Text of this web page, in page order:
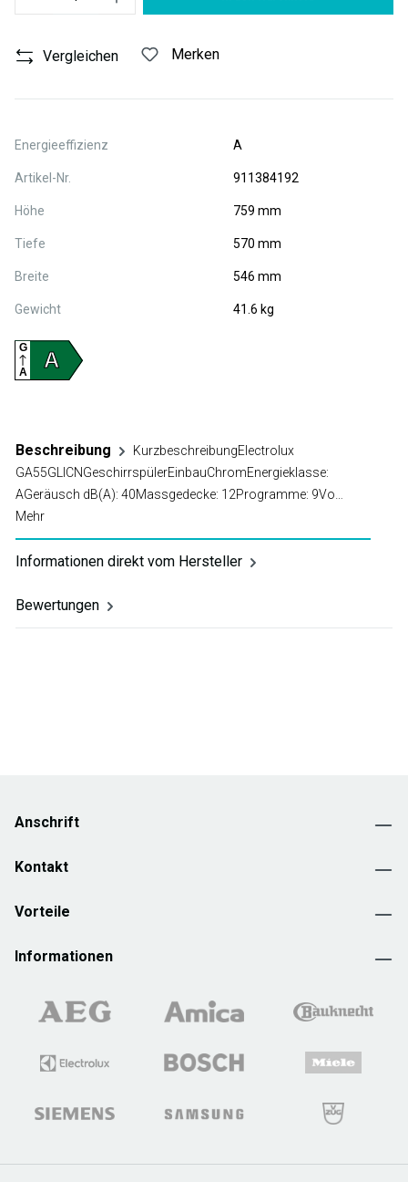
Vergleichen Merken
Energieeffizienz A
Artikel-Nr. 911384192
Höhe 759 mm
Tiefe 570 mm
Breite 546 mm
Gewicht 41.6 kg
A
G
A
Beschreibung
KurzbeschreibungElectrolux
GA55GLICNGeschirrspülerEinbauChromEnergieklasse:
AGeräusch dB(A): 40Massgedecke: 12Programme: 9Vo…
Mehr
Informationen direkt vom Hersteller
Bewertungen
Anschrift
Kontakt
Vorteile
Informationen